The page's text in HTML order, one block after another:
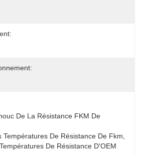
De La Résistance FKM De
Températures De Résistance De Fkm
De Résistance D'OEM